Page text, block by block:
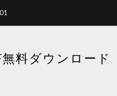
料ダウンロード